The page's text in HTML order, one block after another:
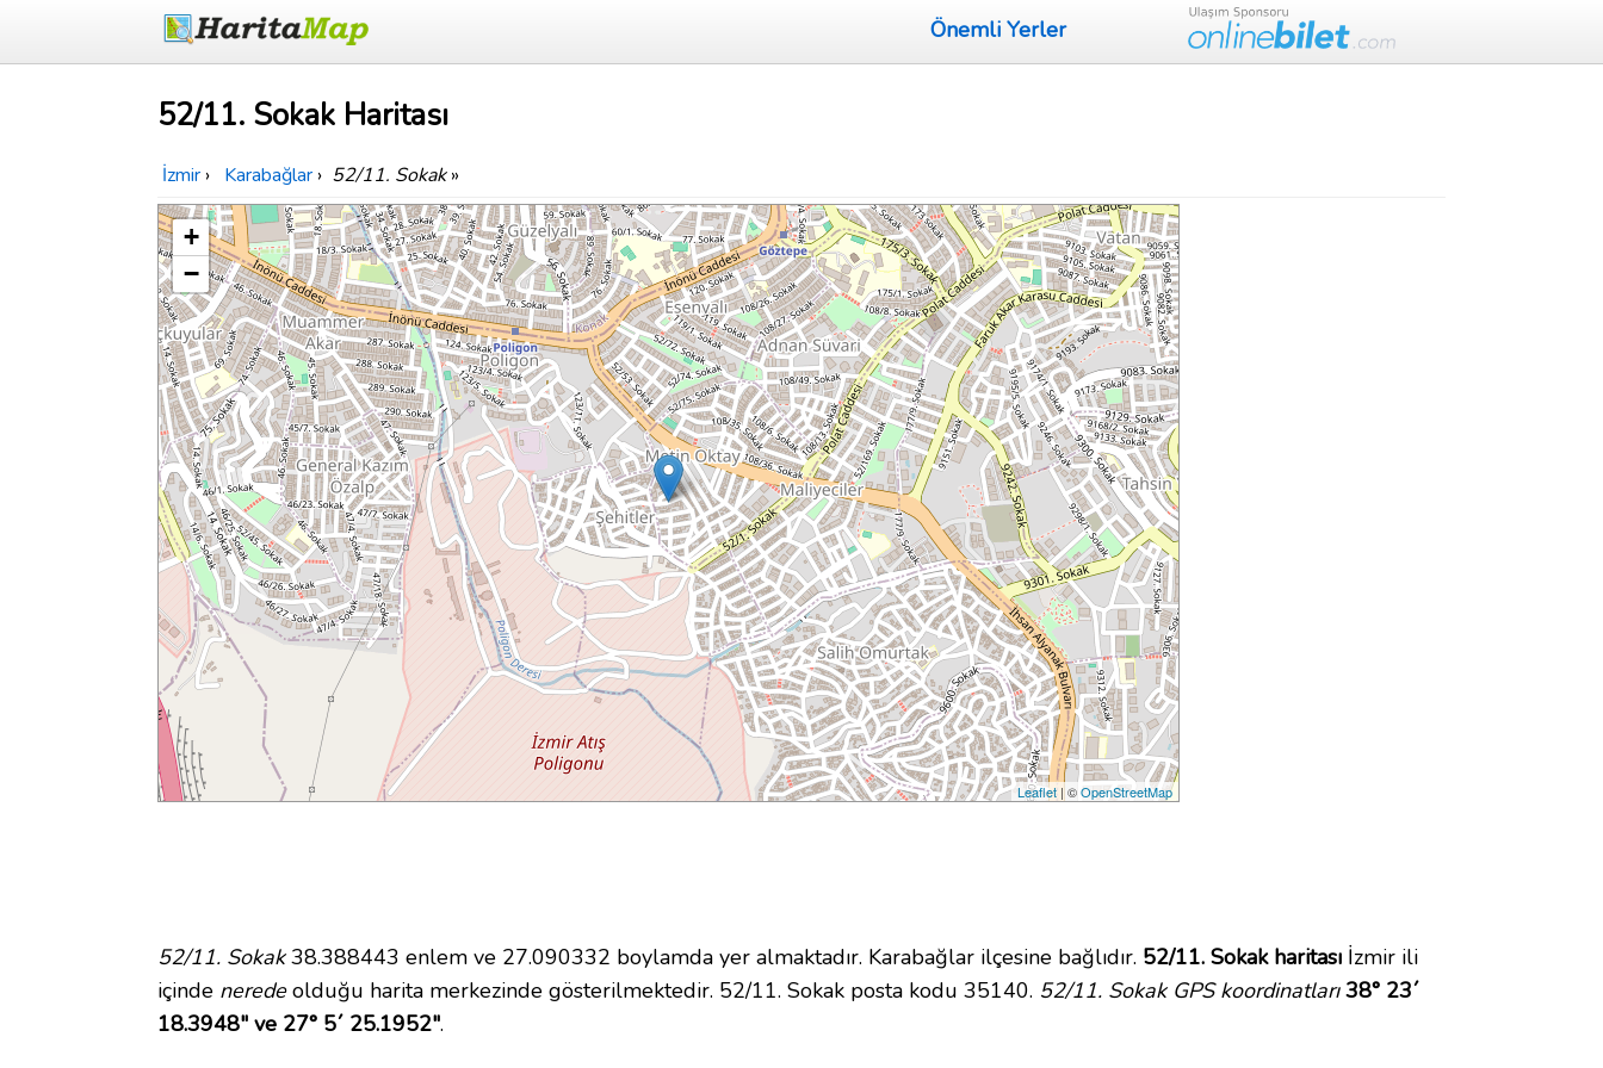
Önemli Yerler
52/11. Sokak Haritası
İzmir › Karabağlar › 52/11. Sokak»
+
−
Leaflet | ©OpenStreetMap
52/11. Sokak38.388443 enlem ve 27.090332 boylamda yer almaktadır. Karabağlar ilçesine bağlıdır. 52/11. Sokak haritası İzmir ili
içinde neredeolduğu harita merkezinde gösterilmektedir. 52/11. Sokak posta kodu 35140. 52/11. Sokak GPS koordinatları 38° 23´
18.3948" ve 27° 5´ 25.1952".